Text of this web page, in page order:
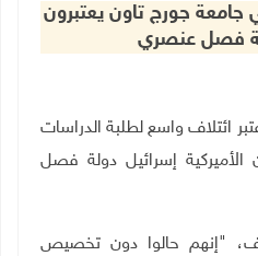
جامعة جورج تاون يعتبرون
فصل عنصري
3-2022 وفا- اعتبر ائتلاف واسع لطلبة الدراسات
الأميركية إسرائيل دولة فصل
"إنهم حالوا دون تخصيص